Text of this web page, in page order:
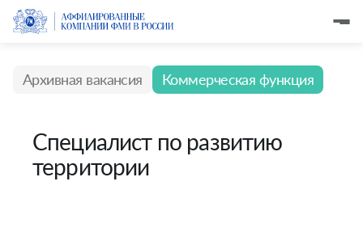
Архивная вакансия Коммерческая функция
Специалист по развитию
территории